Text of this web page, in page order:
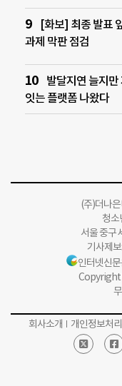
[화보] 최종 발표
과제 막판 점검
발달지연 늘지
잇는 플랫폼 나왔다
(주)더나
청소
서울 중구
기사제보:
인터넷신
Copyright
회사소개 개인정보처